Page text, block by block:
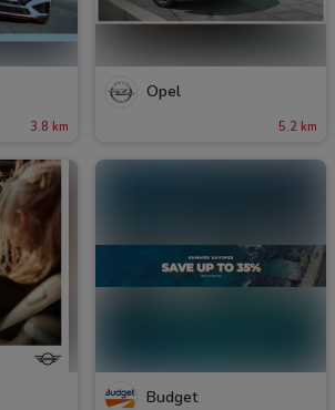
3.8 km
Opel
5.2 km
Budget